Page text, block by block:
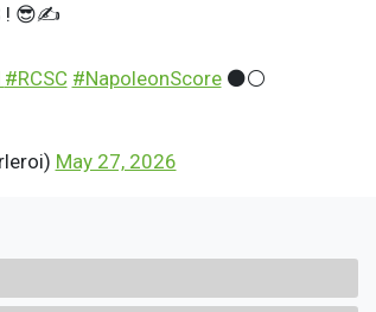
! 😎✍️
#RCSC #NapoleonScore⚫️⚪️
May 27, 2026